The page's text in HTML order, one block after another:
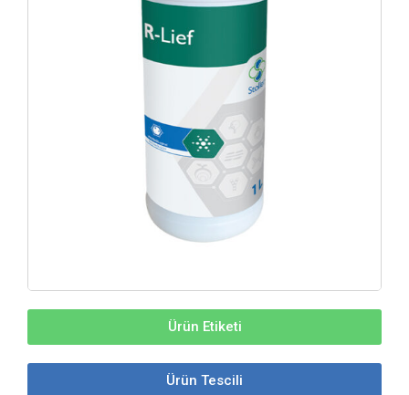
Ürün Etiketi
Ürün Tescili